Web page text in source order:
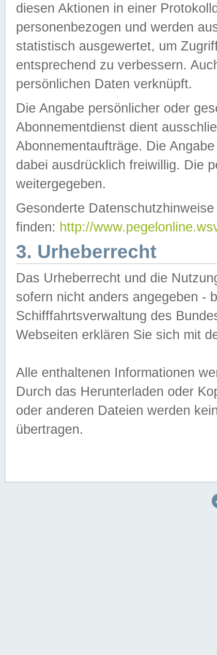
diesen Aktionen in einer
personenbezogen und werden
statistisch ausgewertet, um
entsprechend zu verbessern.
persönlichen Daten verknüpft.
Die Angabe persönlicher oder
Abonnementdienst dient
Abonnementaufträge. Die
dabei ausdrücklich freiwillig. Die
weitergegeben.
Gesonderte
finden: http://
3. Urheberrecht
Das Urheberrecht und die
sofern nicht anders angegeben -
Schifffahrtsverwaltung des
Webseiten erklären Sie sich mit
Alle enthaltenen Informationen
Durch das Herunterladen oder
oder anderen Dateien werden
übertragen.